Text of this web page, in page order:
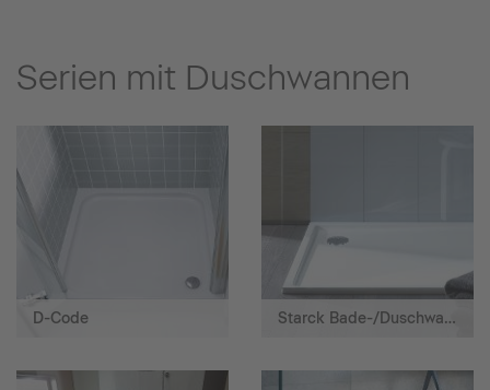
Serien mit Duschwannen
D-Code Starck Bade-/Duschwannen